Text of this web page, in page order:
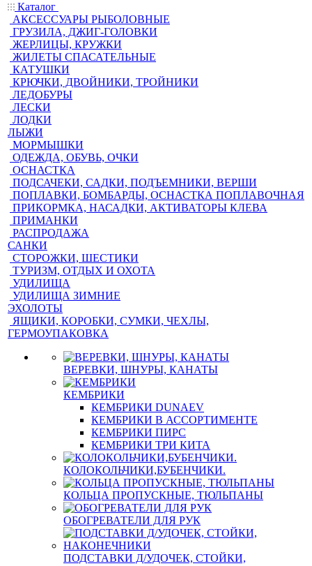
Каталог
АКСЕССУАРЫ РЫБОЛОВНЫЕ
ГРУЗИЛА, ДЖИГ-ГОЛОВКИ
ЖЕРЛИЦЫ, КРУЖКИ
ЖИЛЕТЫ СПАСАТЕЛЬНЫЕ
КАТУШКИ
КРЮЧКИ, ДВОЙНИКИ, ТРОЙНИКИ
ЛЕДОБУРЫ
ЛЕСКИ
ЛОДКИ
ЛЫЖИ
МОРМЫШКИ
ОДЕЖДА, ОБУВЬ, ОЧКИ
ОСНАСТКА
ПОДСАЧЕКИ, САДКИ, ПОДЪЕМНИКИ, ВЕРШИ
ПОПЛАВКИ, БОМБАРДЫ, ОСНАСТКА ПОПЛАВОЧНАЯ
ПРИКОРМКА, НАСАДКИ, АКТИВАТОРЫ КЛЕВА
ПРИМАНКИ
РАСПРОДАЖА
САНКИ
СТОРОЖКИ, ШЕСТИКИ
ТУРИЗМ, ОТДЫХ И ОХОТА
УДИЛИЩА
УДИЛИЩА ЗИМНИЕ
ЭХОЛОТЫ
ЯЩИКИ, КОРОБКИ, СУМКИ, ЧЕХЛЫ,
ГЕРМОУПАКОВКА
ВЕРЕВКИ, ШНУРЫ, КАНАТЫ
КЕМБРИКИ
КЕМБРИКИ DUNAEV
КЕМБРИКИ В АССОРТИМЕНТЕ
КЕМБРИКИ ПИРС
КЕМБРИКИ ТРИ КИТА
КОЛОКОЛЬЧИКИ,БУБЕНЧИКИ.
КОЛЬЦА ПРОПУСКНЫЕ, ТЮЛЬПАНЫ
ОБОГРЕВАТЕЛИ ДЛЯ РУК
ПОДСТАВКИ Д/УДОЧЕК, СТОЙКИ,